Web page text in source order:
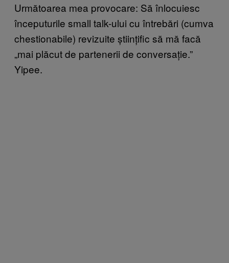
Următoarea mea provocare: Să înlocuiesc
începuturile small talk-ului cu întrebări (cumva
chestionabile) revizuite științific să mă facă
„mai plăcut de partenerii de conversație.”
Yipee.